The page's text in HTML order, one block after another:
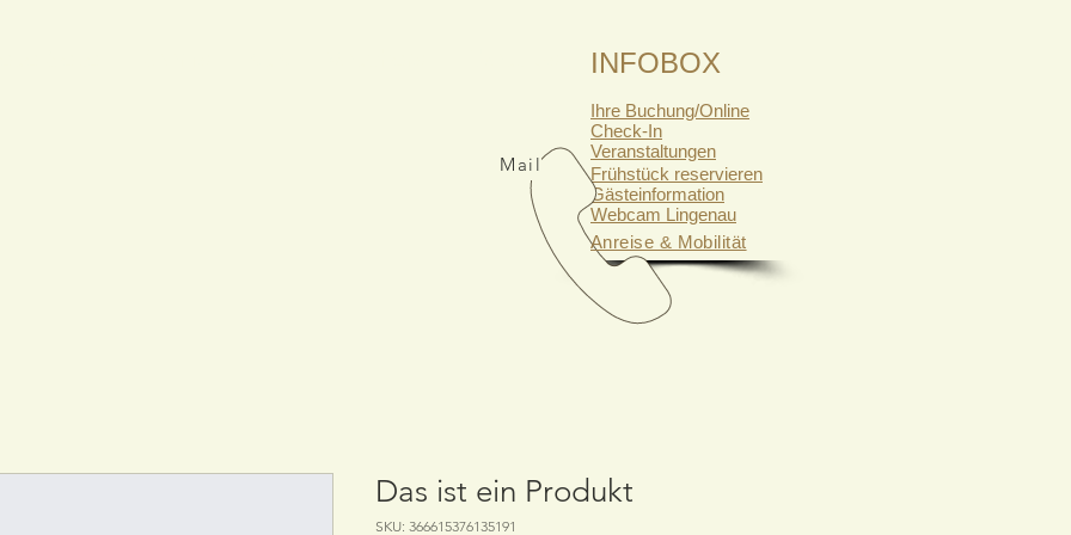
INFOBOX
Ihre Buchung/Online
Check-In
Veranstaltungen
Frühstück reservieren
Gästeinformation
Webcam Lingenau
Mail
Anreise & Mobilität
Das ist ein Produkt
SKU: 366615376135191